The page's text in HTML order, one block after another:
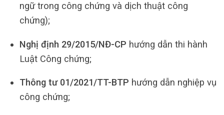
ngữ trong công chứng và dịch thuật công
chứng);
Nghị định 29/2015/NĐ-CP hướng dẫn thi hành
Luật Công chứng;
Thông tư 01/2021/TT-BTP hướng dẫn nghiệp vụ
công chứng;